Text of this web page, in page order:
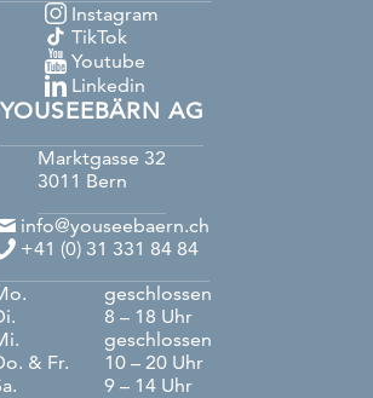
Instagram
TikTok
Youtube
Linkedin
YOUSEEBÄRN AG
Marktgasse 32
3011 Bern
info@youseebaern.ch
+41 (0) 31 331 84 84
geschlossen
8 – 18 Uhr
geschlossen
& Fr.
10 – 20 Uhr
9 – 14 Uhr